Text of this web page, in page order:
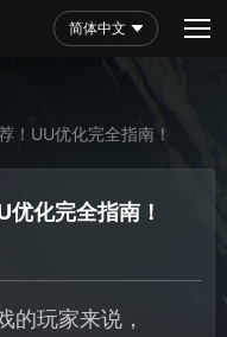
简体中文
！UU优化完全指南！
化完全指南！
的玩家来说，